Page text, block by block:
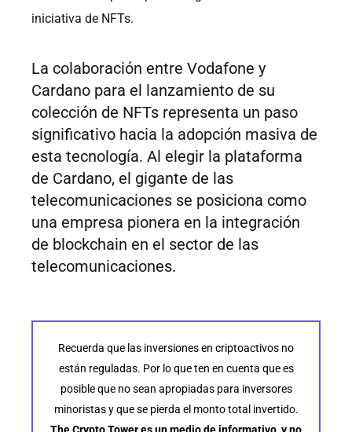
iniciativa de NFTs.
La colaboración entre Vodafone y
Cardano para el lanzamiento de su
colección de NFTs representa un paso
significativo hacia la adopción masiva de
esta tecnología. Al elegir la plataforma
de Cardano, el gigante de las
telecomunicaciones se posiciona como
una empresa pionera en la integración
de blockchain en el sector de las
telecomunicaciones.
Recuerda que las inversiones en criptoactivos no
están reguladas. Por lo que ten en cuenta que es
posible que no sean apropiadas para inversores
minoristas y que se pierda el monto total invertido.